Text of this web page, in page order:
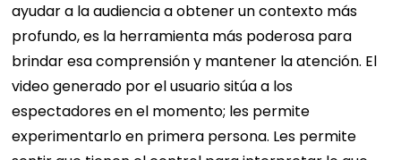
ayudar a la audiencia a obtener un contexto más
profundo, es la herramienta más poderosa para
brindar esa comprensión y mantener la atención. El
video generado por el usuario sitúa a los
espectadores en el momento; les permite
experimentarlo en primera persona. Les permite